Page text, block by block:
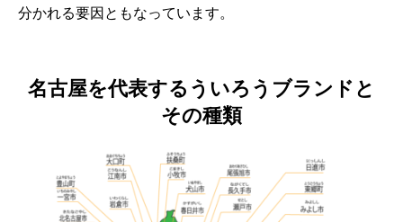
分かれる要因ともなっています。
名古屋を代表するういろうブランドと
その種類